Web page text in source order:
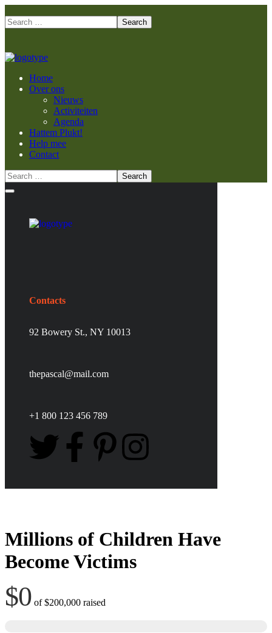
Home
Over ons
Nieuws
Activiteiten
Agenda
Hattem Plukt!
Help mee
Contact
Contacts
92 Bowery St., NY 10013
thepascal@mail.com
+1 800 123 456 789
Millions of Children Have
Become Victims
$0 of$200,000 raised